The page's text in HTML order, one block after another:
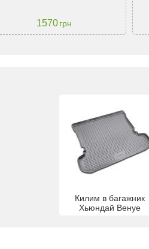
1570грн
Килим в багажник
Хьюндай Венуе